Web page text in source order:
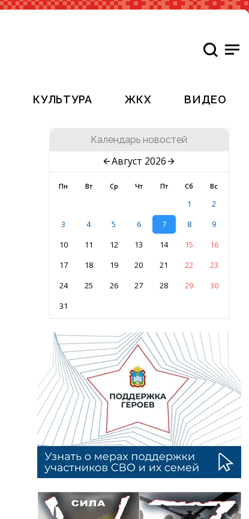
КУЛЬТУРА ЖКХ ВИДЕО
Календарь новостей
Август 2026
Пн Вт Ср Чт Пт Сб Вс
1
2
3
4 5 6 7 8
9
10
11 12 13 14 15
16
17
18 19 20 21 22
23
24
25 26 27 28 29
30
31